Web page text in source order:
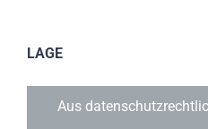
LAGE
Aus